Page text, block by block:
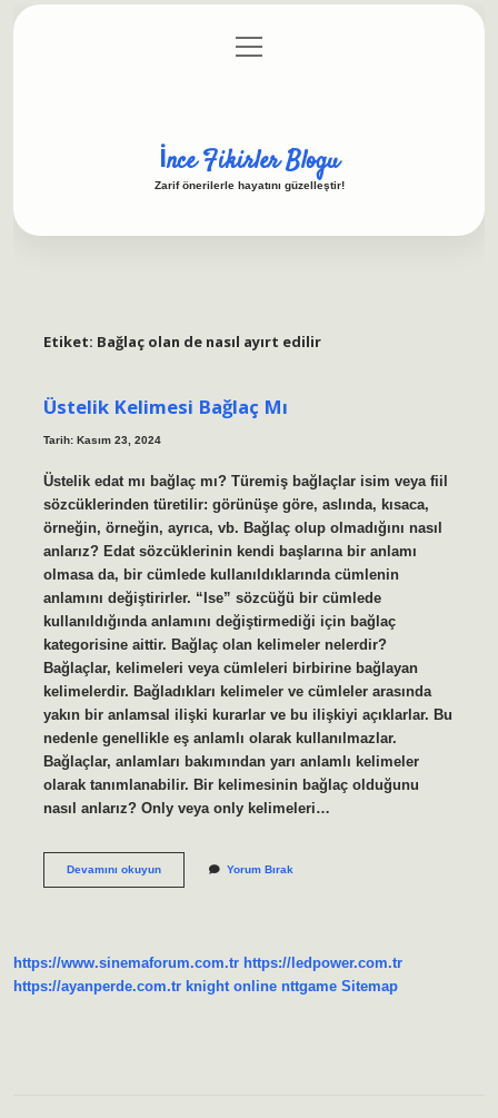
Gizlilik Politikası
menüyü
aç
İnce Fikirler Blogu
Zarif önerilerle hayatını güzelleştir!
Etiket: Bağlaç olan de nasıl ayırt edilir
Üstelik Kelimesi Bağlaç Mı
Tarih: Kasım 23, 2024
Üstelik edat mı bağlaç mı? Türemiş bağlaçlar isim veya fiil
sözcüklerinden türetilir: görünüşe göre, aslında, kısaca,
örneğin, örneğin, ayrıca, vb. Bağlaç olup olmadığını nasıl
anlarız? Edat sözcüklerinin kendi başlarına bir anlamı
olmasa da, bir cümlede kullanıldıklarında cümlenin
anlamını değiştirirler. “Ise” sözcüğü bir cümlede
kullanıldığında anlamını değiştirmediği için bağlaç
kategorisine aittir. Bağlaç olan kelimeler nelerdir?
Bağlaçlar, kelimeleri veya cümleleri birbirine bağlayan
kelimelerdir. Bağladıkları kelimeler ve cümleler arasında
yakın bir anlamsal ilişki kurarlar ve bu ilişkiyi açıklarlar. Bu
nedenle genellikle eş anlamlı olarak kullanılmazlar.
Bağlaçlar, anlamları bakımından yarı anlamlı kelimeler
olarak tanımlanabilir. Bir kelimesinin bağlaç olduğunu
nasıl anlarız? Only veya only kelimeleri…
Devamını okuyunÜstelik
Yorum Bırak
https://www.sinemaforum.com.tr https://ledpower.com.tr
https://ayanperde.com.tr knight online nttgame Sitemap